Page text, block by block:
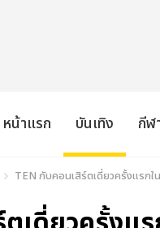
หน้าแรก บันเทิง กีฬ
TEN กับคอนเสิร์ตเดี่ยวครั้งแรก